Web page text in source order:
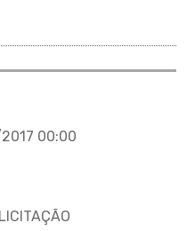
00:00